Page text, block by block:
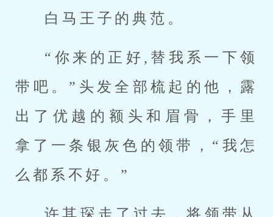
白马王子的典范。
“你来的正好,替我系一下领
带吧。”头发全部梳起的他，露
出了优越的额头和眉骨，手里
拿了一条银灰色的领带，“我怎
么都系不好。”